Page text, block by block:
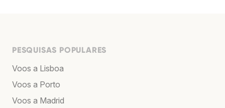
PESQUISAS POPULARES
Voos a Lisboa
Voos a Porto
Voos a Madrid